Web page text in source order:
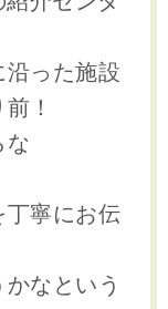
った施設
！
な
丁寧にお伝
なという